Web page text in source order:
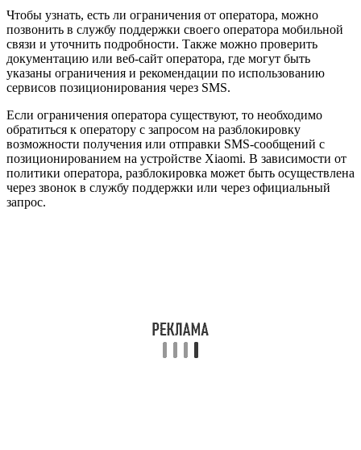
Чтобы узнать, есть ли ограничения от оператора, можно
позвонить в службу поддержки своего оператора мобильной
связи и уточнить подробности. Также можно проверить
документацию или веб-сайт оператора, где могут быть
указаны ограничения и рекомендации по использованию
сервисов позиционирования через SMS.
Если ограничения оператора существуют, то необходимо
обратиться к оператору с запросом на разблокировку
возможности получения или отправки SMS-сообщений с
позиционированием на устройстве Xiaomi. В зависимости от
политики оператора, разблокировка может быть осуществлена
через звонок в службу поддержки или через официальный
запрос.